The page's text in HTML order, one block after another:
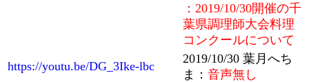
：2019/10/30開催の千
葉県調理師大会料理
コンクールについて
https://youtu.be/DG_3Ike-lbc
2019/10/30 葉月へち
ま： 音声無し